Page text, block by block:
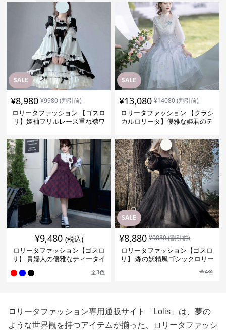
SALE
¥8,980 ¥9980(割引前)
ロリータファッション 【ゴスロ
リ】姫袖フリルレース重ね襟ワ
SALE
¥13,080 ¥14080(割引前)
ロリータファッション 【クラシ
カルロリータ】優雅な姫君のテ
¥9,480 (税込)
ロリータファッション【ゴスロ
リ】 貴婦人の優雅なティータイ
全3色
SALE
¥8,880 ¥9880(割引前)
ロリータファッション【ゴスロ
リ】 森の妖精風ゴシックロリー
全4色
ロリータファッション専用通販サイト「Lolis」は、夢の
ような世界観を持つアイテムが揃った、ロリータファッシ